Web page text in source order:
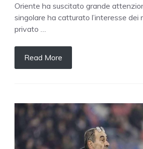
Oriente ha suscitato grande
singolare ha catturato l’interesse dei
privato …
Read More